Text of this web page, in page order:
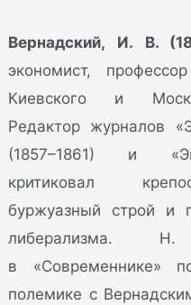
Вернадский, И. В.
экономист,
Киевского и
Редактор журналов
(1857–1861) и
критиковал
буржуазный строй и
либерализма.
в «Современнике»
полемике с